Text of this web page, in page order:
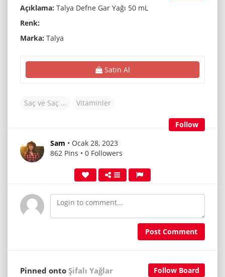
Açıklama: Talya Defne Gar Yağı 50 mL
Renk:
Marka: Talya
Satın Al
Saç ve Saç Derisi Vitaminler
Follow
Sam • Ocak 28, 2023
862 Pins • 0 Followers
Post Comment
Follow Board
Pinned ontoŞifalı Yağlar